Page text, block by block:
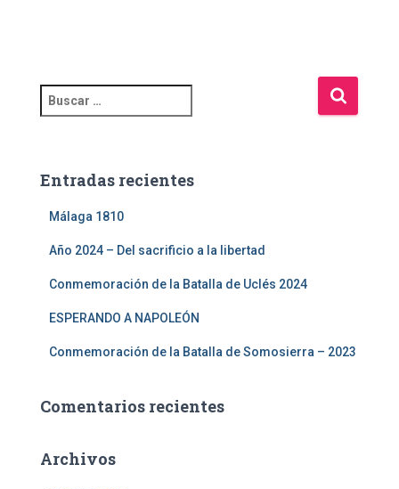
Entradas recientes
Málaga 1810
Año 2024 – Del sacrificio a la libertad
Conmemoración de la Batalla de Uclés 2024
ESPERANDO A NAPOLEÓN
Conmemoración de la Batalla de Somosierra – 2023
Comentarios recientes
Archivos